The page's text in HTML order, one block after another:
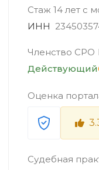
Стаж 14 лет с
ИНН
Членство СРО
Действующий
Оценка
Судебная